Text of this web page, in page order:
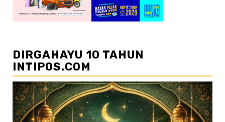
DIRGAHAYU 10 TAHUN
INTIPOS.COM